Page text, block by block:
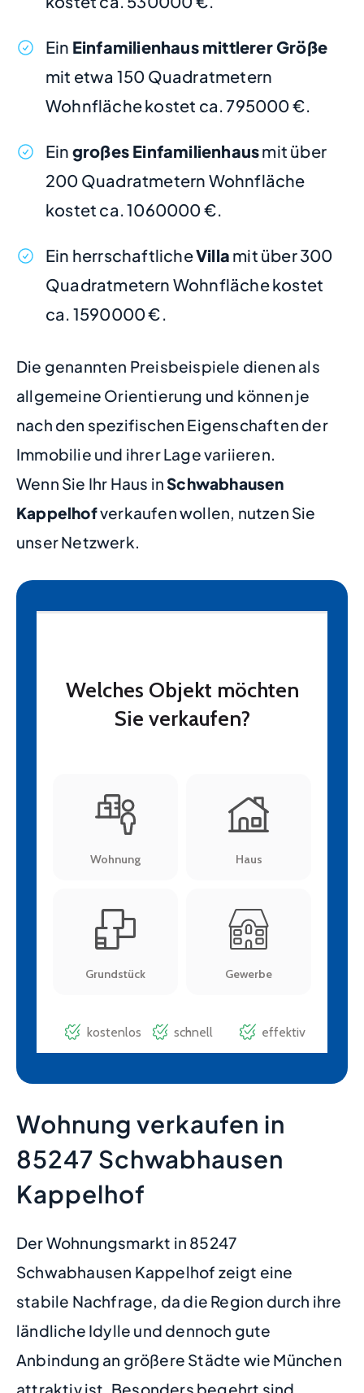
Ein Einfamilienhaus mittlerer Größe
mit etwa 150 Quadratmetern
Wohnfläche kostet ca. 795000 €.
Ein großes Einfamilienhausmit über
200 Quadratmetern Wohnfläche
kostet ca. 1060000 €.
Ein herrschaftlicheVilla mit über 300
Quadratmetern Wohnfläche kostet
ca. 1590000 €.
Die genannten Preisbeispiele dienen als
allgemeine Orientierung und können je
nach den spezifischen Eigenschaften der
Immobilie und ihrer Lage variieren.
Wenn Sie Ihr Haus inSchwabhausen
Kappelhofverkaufen wollen, nutzen Sie
unser Netzwerk.
Wohnung verkaufen in
85247 Schwabhausen
Kappelhof
Der Wohnungsmarkt in 85247
Schwabhausen Kappelhof zeigt eine
stabile Nachfrage, da die Region durch ihre
ländliche Idylle und dennoch gute
Anbindung an größere Städte wie München
attraktiv ist. Besonders begehrt sind